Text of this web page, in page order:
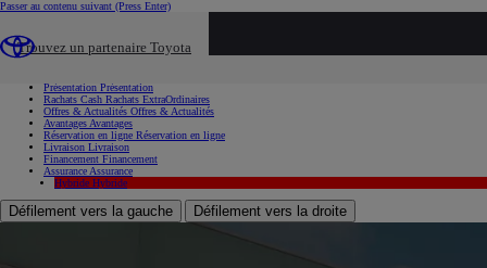
Passer au contenu suivant (Press Enter)
Trouvez un partenaire Toyota
Présentation Présentation
Rachats Cash Rachats ExtraOrdinaires
Offres & Actualités Offres & Actualités
Avantages Avantages
Réservation en ligne Réservation en ligne
Livraison Livraison
Financement Financement
Assurance Assurance
Hybride Hybride
Défilement vers la gauche Défilement vers la droite